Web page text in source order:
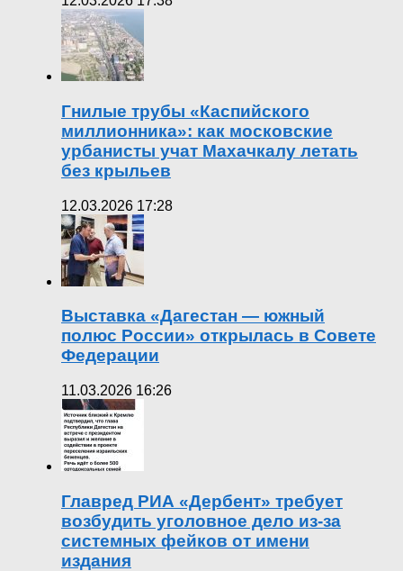
Гнилые трубы «Каспийского
миллионника»: как московские
урбанисты учат Махачкалу летать
без крыльев
12.03.2026 17:28
Выставка «Дагестан — южный
полюс России» открылась в Совете
Федерации
11.03.2026 16:26
Главред РИА «Дербент» требует
возбудить уголовное дело из-за
системных фейков от имени
издания